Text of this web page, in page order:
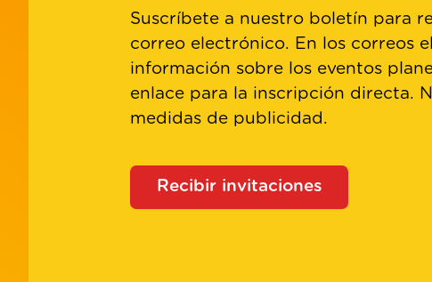
Suscríbete a nuestro boletín para
correo electrónico. En los correos
información sobre los eventos
enlace para la inscripción directa.
medidas de publicidad.
Recibir invitaciones